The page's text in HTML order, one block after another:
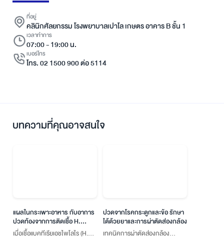
ที่อยู่
คลินิกศัลยกรรม โรงพยาบาลเปาโล เกษตร อาคาร B ชั้น 1
เวลาทำการ
07:00 - 19:00 น.
เบอร์โทร
โทร. 02 1500 900 ต่อ 5114
บทความที่คุณอาจสนใจ
แผลในกระเพาะอาหาร กับอาการ
ปวดท้องจากการติดเชื้อ H.
Pylori
เมื่อเชื้อแบคทีเรียเอชไพโลไร (H.
ปวดจากโรคกระดูกและข้อ รักษา
ได้ด้วยยาและการผ่าตัดส่องกล้อง
เทคนิคการผ่าตัดส่องกล้อง